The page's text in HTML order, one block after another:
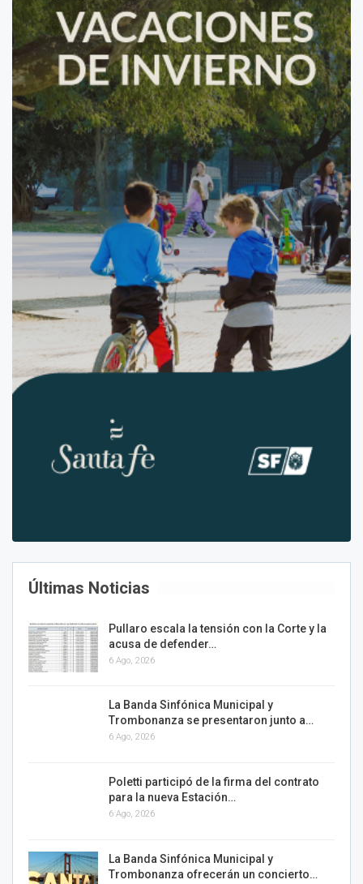
Últimas Noticias
Pullaro escala la tensión con la Corte y la
acusa de defender…
6 Ago, 2026
La Banda Sinfónica Municipal y
Trombonanza se presentaron junto a…
6 Ago, 2026
Poletti participó de la firma del contrato
para la nueva Estación…
6 Ago, 2026
La Banda Sinfónica Municipal y
Trombonanza ofrecerán un concierto…